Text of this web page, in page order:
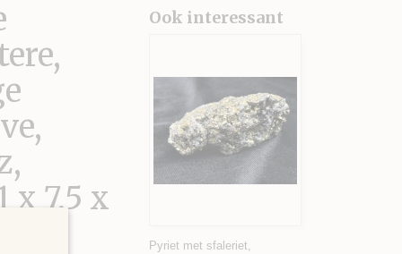
x 7,5 x
Ook interessant
Pyriet met sfaleriet,